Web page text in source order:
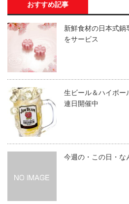
おすすめ記事
新鮮食材の日本式鍋
をサービス
生ビール＆ハイボー
連日開催中
今週の・この日・な